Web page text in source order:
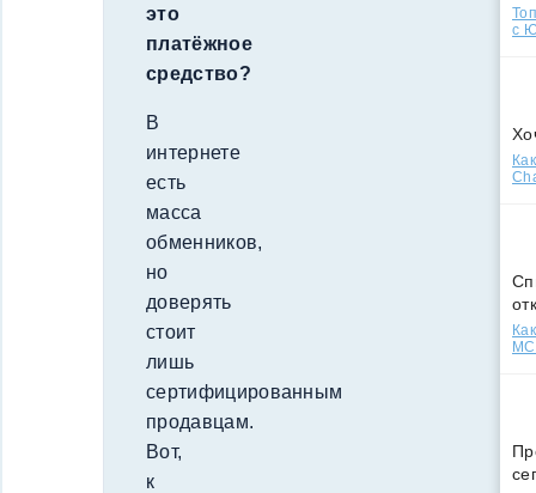
это
платёжное
средство?
В
интернете
есть
масса
обменников,
но
доверять
стоит
лишь
сертифицированным
продавцам.
Вот,
к
с